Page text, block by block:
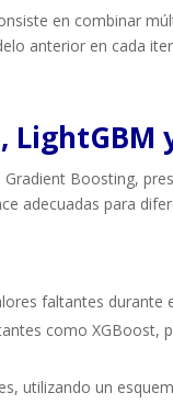
en combinar
anterior en cada
LightGBM
Boosting,
adecuadas para
faltantes durante
como XGBoost,
utilizando un